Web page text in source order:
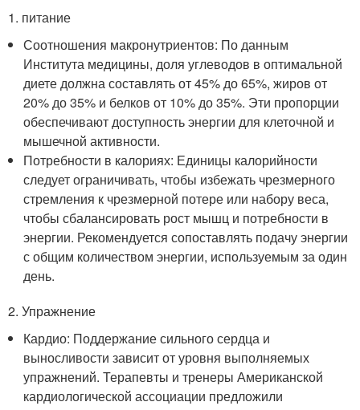
1. питание
Соотношения макронутриентов: По данным
Института медицины, доля углеводов в оптимальной
диете должна составлять от 45% до 65%, жиров от
20% до 35% и белков от 10% до 35%. Эти пропорции
обеспечивают доступность энергии для клеточной и
мышечной активности.
Потребности в калориях: Единицы калорийности
следует ограничивать, чтобы избежать чрезмерного
стремления к чрезмерной потере или набору веса,
чтобы сбалансировать рост мышц и потребности в
энергии. Рекомендуется сопоставлять подачу энергии
с общим количеством энергии, используемым за один
день.
2. Упражнение
Кардио: Поддержание сильного сердца и
выносливости зависит от уровня выполняемых
упражнений. Терапевты и тренеры Американской
кардиологической ассоциации предложили